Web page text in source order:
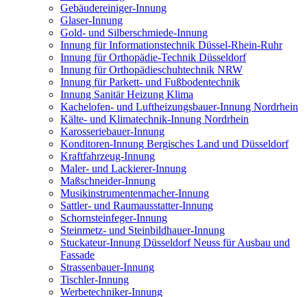
Gebäudereiniger-Innung
Glaser-Innung
Gold- und Silberschmiede-Innung
Innung für Informationstechnik Düssel-Rhein-Ruhr
Innung für Orthopädie-Technik Düsseldorf
Innung für Orthopädieschuhtechnik NRW
Innung für Parkett- und Fußbodentechnik
Innung Sanitär Heizung Klima
Kachelofen- und Luftheizungsbauer-Innung Nordrhein
Kälte- und Klimatechnik-Innung Nordrhein
Karosseriebauer-Innung
Konditoren-Innung Bergisches Land und Düsseldorf
Kraftfahrzeug-Innung
Maler- und Lackierer-Innung
Maßschneider-Innung
Musikinstrumentenmacher-Innung
Sattler- und Raumausstatter-Innung
Schornsteinfeger-Innung
Steinmetz- und Steinbildhauer-Innung
Stuckateur-Innung Düsseldorf Neuss für Ausbau und
Fassade
Strassenbauer-Innung
Tischler-Innung
Werbetechniker-Innung